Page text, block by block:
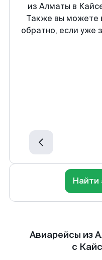
из Алматы в
Также вы можете
обратно, если уже
Найти
Авиарейсы из
с